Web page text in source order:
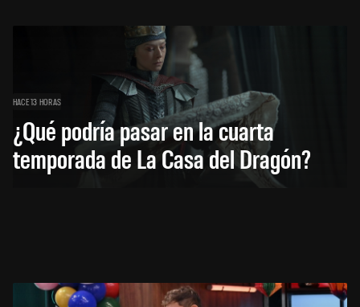
HACE 13 HORAS
¿Qué podría pasar en la cuarta
temporada de La Casa del Dragón?